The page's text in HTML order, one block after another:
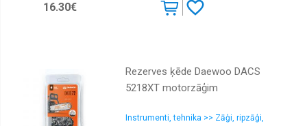
16.30€
Rezerves ķēde Daewoo DACS
5218XT motorzāģim
Instrumenti, tehnika >> Zāģi, ripzāģi,